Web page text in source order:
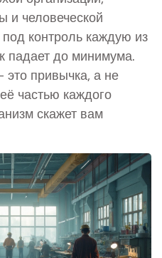
и человеческой
контроль каждую из
падает до минимума.
это привычка, а не
частью каждого
скажет вам